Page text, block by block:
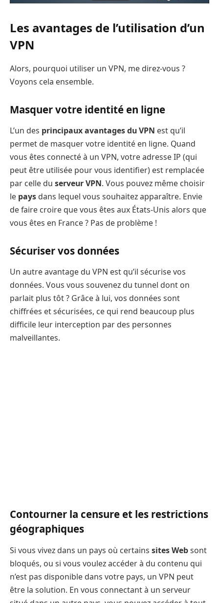
Les avantages de l’utilisation d’un
VPN
Alors, pourquoi utiliser un VPN, me direz-vous ?
Voyons cela ensemble.
Masquer votre identité en ligne
L’un des principaux avantages du VPN est qu’il
permet de masquer votre identité en ligne. Quand
vous êtes connecté à un VPN, votre adresse IP (qui
peut être utilisée pour vous identifier) est remplacée
par celle du serveur VPN. Vous pouvez même choisir
le pays dans lequel vous souhaitez apparaître. Envie
de faire croire que vous êtes aux États-Unis alors que
vous êtes en France ? Pas de problème !
Sécuriser vos données
Un autre avantage du VPN est qu’il sécurise vos
données. Vous vous souvenez du tunnel dont on
parlait plus tôt ? Grâce à lui, vos données sont
chiffrées et sécurisées, ce qui rend beaucoup plus
difficile leur interception par des personnes
malveillantes.
Contourner la censure et les restrictions
géographiques
Si vous vivez dans un pays où certains sites Websont
bloqués, ou si vous voulez accéder à du contenu qui
n’est pas disponible dans votre pays, un VPN peut
être la solution. En vous connectant à un serveur